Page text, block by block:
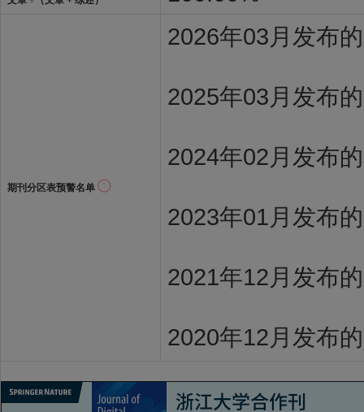
期刊分区表预警名单
2026年03月发布
2025年03月发布
2024年02月发布
2023年01月发布
2021年12月发布
2020年12月发布